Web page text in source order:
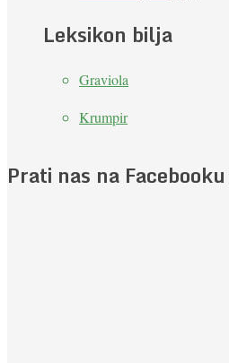
Leksikon bilja
Graviola
Krumpir
Prati nas na Facebooku